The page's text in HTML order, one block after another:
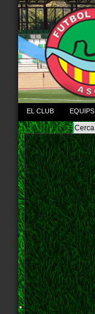
EL CLUB EQUIPS